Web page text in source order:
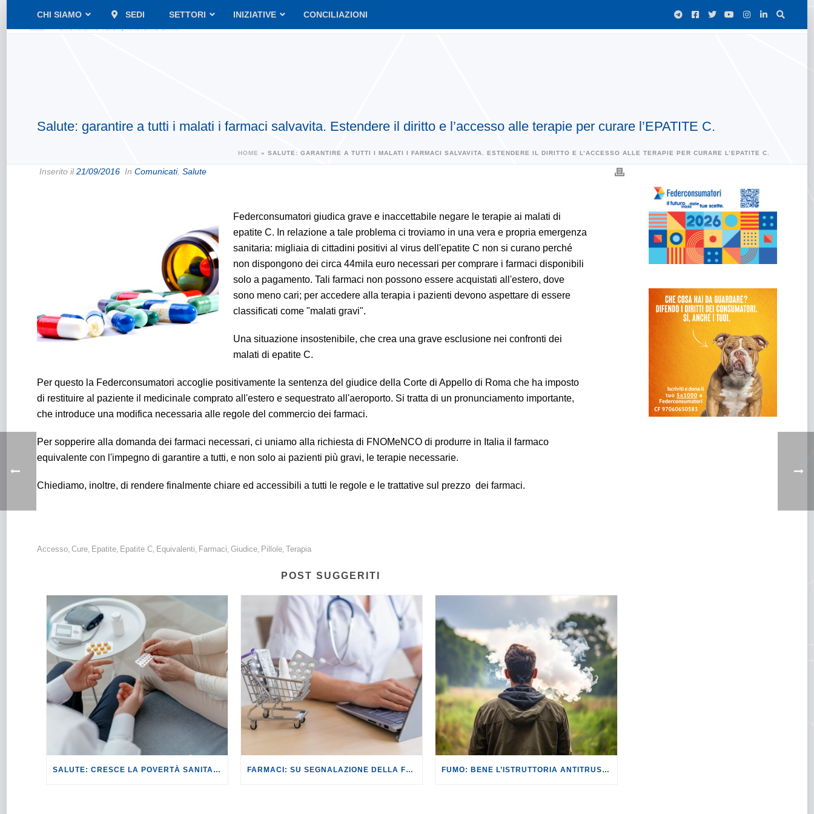
CHI SIAMO SEDI SETTORI INIZIATIVE CONCILIAZIONI
Salute: garantire a tutti i malati i farmaci salvavita. Estendere il diritto e l’accesso alle terapie per curare l’EPATITE C.
HOME » SALUTE: GARANTIRE A TUTTI I MALATI I FARMACI SALVAVITA. ESTENDERE IL DIRITTO E L’ACCESSO ALLE TERAPIE PER CURARE L’EPATITE C.
Inserito il21/09/2016 In Comunicati, Salute
Federconsumatori giudica grave e inaccettabile negare le terapie ai malati di
epatite C. In relazione a tale problema ci troviamo in una vera e propria emergenza
sanitaria: migliaia di cittadini positivi al virus dell'epatite C non si curano perché
non dispongono dei circa 44mila euro necessari per comprare i farmaci disponibili
solo a pagamento. Tali farmaci non possono essere acquistati all'estero, dove
sono meno cari; per accedere alla terapia i pazienti devono aspettare di essere
classificati come "malati gravi".
Una situazione insostenibile, che crea una grave esclusione nei confronti dei
malati di epatite C.
Per questo la Federconsumatori accoglie positivamente la sentenza del giudice della Corte di Appello di Roma che ha imposto
di restituire al paziente il medicinale comprato all'estero e sequestrato all'aeroporto. Si tratta di un pronunciamento importante,
che introduce una modifica necessaria alle regole del commercio dei farmaci.
Per sopperire alla domanda dei farmaci necessari, ci uniamo alla richiesta di FNOMeNCO di produrre in Italia il farmaco
equivalente con l'impegno di garantire a tutti, e non solo ai pazienti più gravi, le terapie necessarie.
Chiediamo, inoltre, di rendere finalmente chiare ed accessibili a tutti le regole e le trattative sul prezzo dei farmaci.
Accesso, Cure, Epatite, Epatite C, Equivalenti, Farmaci, Giudice, Pillole, Terapia
POST SUGGERITI
SALUTE: CRESCE LA POVERTÀ SANITARIA IN ITALIA. FARMACI: SU SEGNALAZIONE DELLA FEDERCONSUMATORI L’AGCM SANZIONA PER 2 MILIONI DI EURO LA SOCIETÀ TALEA GROUP. FUMO: BENE L’ISTRUTTORIA ANTITRUST SU PHILIP MORRIS.